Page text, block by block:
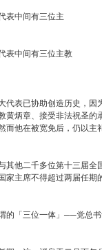
表中间有三位主
表中间有三位主教
代表已协助创造历史，因
黄炳章、接受非法祝圣的
而他在被宽免后，仍以主
他二千多位第十三届全
家主席不得超过两届任期
的「三位一体」──党总